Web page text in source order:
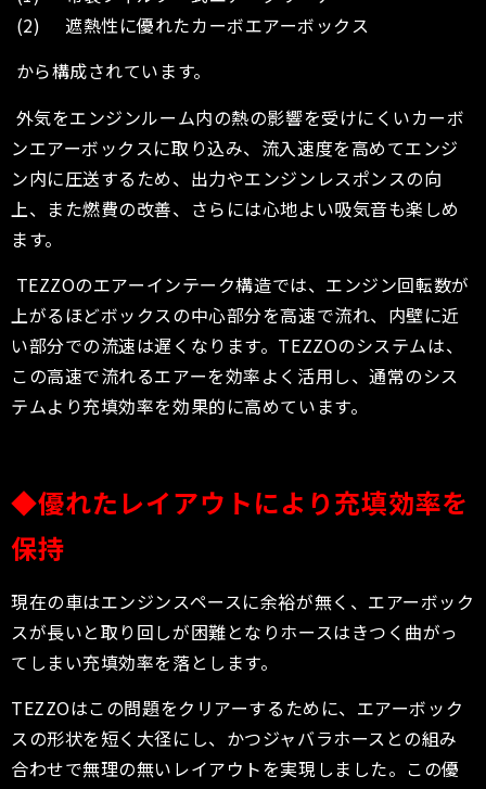
(2) 遮熱性に優れたカーボエアーボックス
から構成されています。
外気をエンジンルーム内の熱の影響を受けにくいカーボ
ンエアーボックスに取り込み、流入速度を高めてエンジ
ン内に圧送するため、出力やエンジンレスポンスの向
上、また燃費の改善、さらには心地よい吸気音も楽しめ
ます。
TEZZOのエアーインテーク構造では、エンジン回転数が
上がるほどボックスの中心部分を高速で流れ、内壁に近
い部分での流速は遅くなります。TEZZOのシステムは、
この高速で流れるエアーを効率よく活用し、通常のシス
テムより充填効率を効果的に高めています。
◆優れたレイアウトにより充填効率を
保持
現在の車はエンジンスペースに余裕が無く、エアーボック
スが長いと取り回しが困難となりホースはきつく曲がっ
てしまい充填効率を落とします。
TEZZOはこの問題をクリアーするために、エアーボック
スの形状を短く大径にし、かつジャバラホースとの組み
合わせで無理の無いレイアウトを実現しました。この優